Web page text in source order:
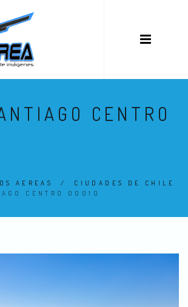
CENTRO
AEREAS / CIUDADES DE CHILE
CENTRO 00010